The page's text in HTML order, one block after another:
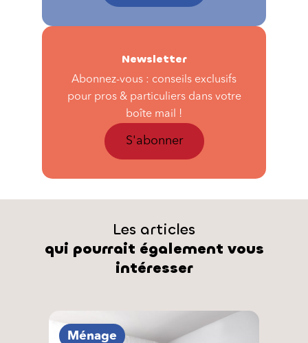
Newsletter
Abonnez-vous : conseils exclusifs
pour pros & particuliers dans votre
boîte mail !
S'abonner
Les articles
qui pourrait également vous
intéresser
Ménage